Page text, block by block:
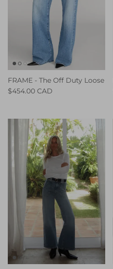
FRAME - The Off Duty Loose
$454.00 CAD